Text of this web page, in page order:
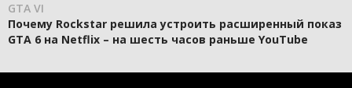
GTA VI
Почему Rockstar решила устроить расширенный показ
GTA 6 на Netflix – на шесть часов раньше YouTube